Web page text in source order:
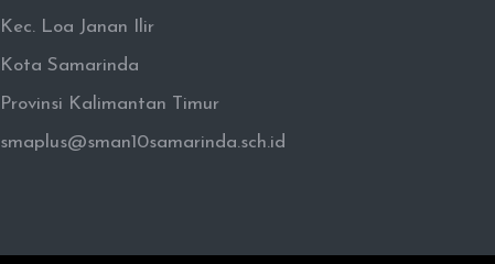
Kec. Loa Janan Ilir
Kota Samarinda
Provinsi Kalimantan Timur
smaplus@sman10samarinda.sch.id